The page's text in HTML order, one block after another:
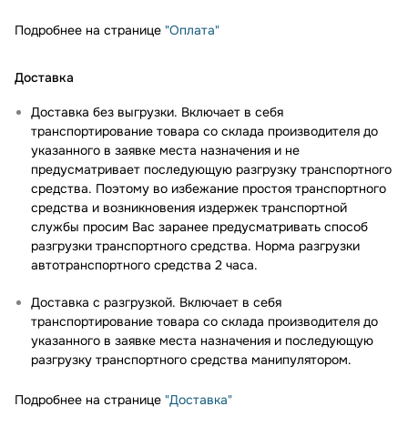
Подробнее на странице "Оплата"
Доставка
Доставка без выгрузки. Включает в себя
транспортирование товара со склада производителя до
указанного в заявке места назначения и не
предусматривает последующую разгрузку транспортного
средства. Поэтому во избежание простоя транспортного
средства и возникновения издержек транспортной
службы просим Вас заранее предусматривать способ
разгрузки транспортного средства. Норма разгрузки
автотранспортного средства 2 часа.
Доставка с разгрузкой. Включает в себя
транспортирование товара со склада производителя до
указанного в заявке места назначения и последующую
разгрузку транспортного средства манипулятором.
Подробнее на странице "Доставка"